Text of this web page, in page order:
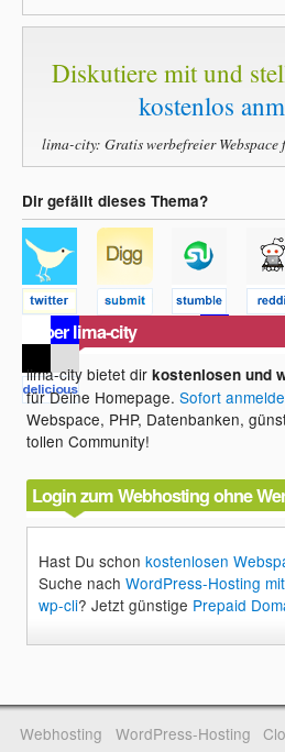
Diskutiere mit und
kostenlos
lima-city: Gratis werbefreier Webspace
Dir gefällt dieses Thema?
Über lima-city
lima-city bietet dirkostenlosen und
für Deine Homepage.Sofort
Webspace, PHP, Datenbanken,
tollen Community!
Login zum Webhosting ohne
Hast Du schonkostenlosen
Suche nachWordPress-Hosting
wp-cli? Jetzt günstige Prepaid
Webhosting WordPress-Hosting